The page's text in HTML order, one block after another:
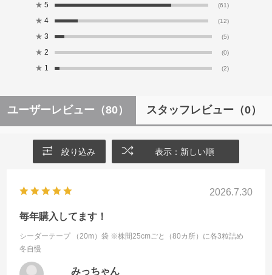
★ 5 (61)
★ 4 (12)
★ 3 (5)
★ 2 (0)
★ 1 (2)
ユーザーレビュー （80） スタッフレビュー （0）
絞り込み 表示：新しい順
2026.7.30
毎年購入してます！
シーダーテープ （20m）袋 ※株間25cmごと（80カ所）に各3粒詰め
冬自慢
みっちゃん